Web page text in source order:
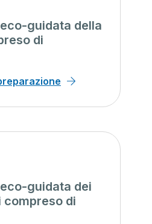
guidata della
di
guidata dei
di